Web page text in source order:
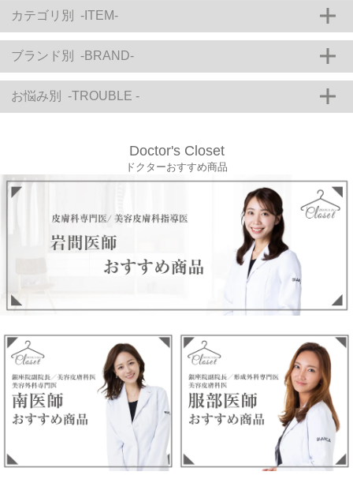
カテゴリ別 -ITEM-
【お得な定期購入・サブスクリプション】
【会員様限定購入商品】
【キャンペーン】
クレンジング・洗顔
化粧水・トナー
美容液
日焼け止め
パック
ボディケア・フェミニンケア
ヘアケア
サプリメント・食品
コスメ・メイクアイテム
衣類・ナイトブラ・サニタリーショーツ
ブランド別 -BRAND-
M-DEAR
KARECHAN CrystalTomato Christina
お悩み別 -TROUBLE -
ハリ・ツヤ
乾燥・小じわ 美白・くすみ
Doctor's Closet
ドクターおすすめ商品